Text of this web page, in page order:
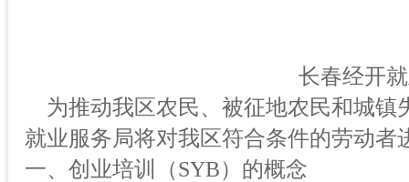
长春经开就业服务局
为推动我区农民、被征地农民和城镇
就业服务局将对我区符合条件的劳动
一、创业培训（SYB）的概念